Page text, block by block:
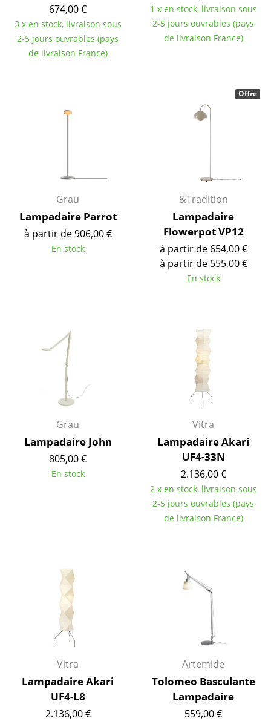
Lits simples
Lits empilables
Lits enfants
Figurines & Miniatures
Vases
Plateaux
Coussins
Rideaux
... voir tous les accessoires
Espaces
Maison
Chambre enfant
Bureau
Entrée & Couloir
Salle de Bain
Cellier & Buanderie
Jardin & Balcon
674,00 €
3 x en stock, livraison sous
2-5 jours ouvrables (pays
de livraison France)
1 x en stock, livraison sous
2-5 jours ouvrables (pays
de livraison France)
Grau
Lampadaire Parrot
à partir de 906,00 €
En stock
&Tradition
Lampadaire
Flowerpot VP12
à partir de 654,00 €
à partir de 555,00 €
En stock
Offre
Grau
Lampadaire John
805,00 €
En stock
Vitra
Lampadaire Akari
UF4-33N
2.136,00 €
2 x en stock, livraison sous
2-5 jours ouvrables (pays
de livraison France)
Vitra
Lampadaire Akari
UF4-L8
2.136,00 €
Artemide
Tolomeo Basculante
Lampadaire
559,00 €